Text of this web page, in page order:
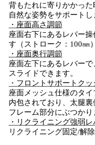
背もたれに寄りかかった
自然な姿勢をサポートし
・座面高さ調節
座面右下にあるレバー
す（ストローク：100㎜
・座面奥行調節
座面左下にあるレバー
スライドできます。
・フロントサポートクッ
座面メッシュ仕様のタ
内包されており、太腿
フレーム部分にぶつかり
・リクライニング強弱レ
リクライニング固定/解